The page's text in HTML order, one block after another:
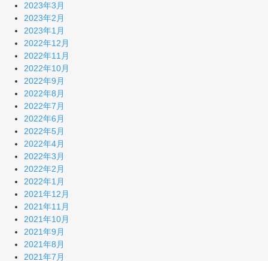
2023年3月
2023年2月
2023年1月
2022年12月
2022年11月
2022年10月
2022年9月
2022年8月
2022年7月
2022年6月
2022年5月
2022年4月
2022年3月
2022年2月
2022年1月
2021年12月
2021年11月
2021年10月
2021年9月
2021年8月
2021年7月